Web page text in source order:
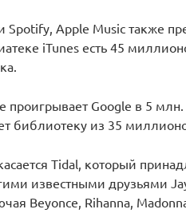
Spotify, Apple Music также
iTunes есть 45
проигрывает Google в 5
библиотеку из 35
Tidal, который
известными друзьями
Beyonce, Rihanna,